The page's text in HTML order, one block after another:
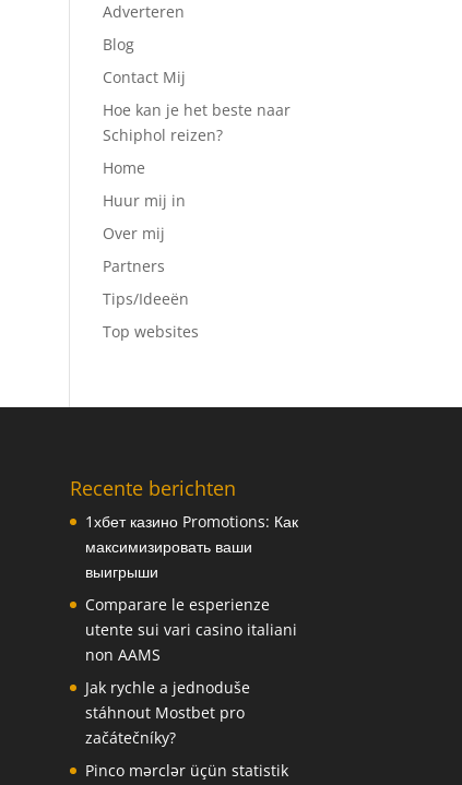
Adverteren
Blog
Contact Mij
Hoe kan je het beste naar
Schiphol reizen?
Home
Huur mij in
Over mij
Partners
Tips/Ideeën
Top websites
Recente berichten
1хбет казино Promotions: Как
максимизировать ваши
выигрыши
Comparare le esperienze
utente sui vari casino italiani
non AAMS
Jak rychle a jednoduše
stáhnout Mostbet pro
začátečníky?
Pinco mərclər üçün statistik